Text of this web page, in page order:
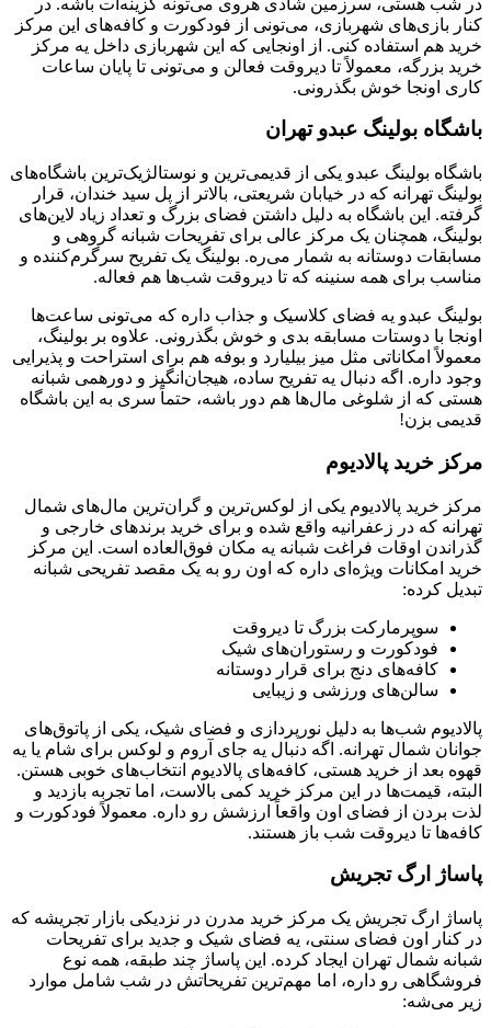
کنار بازی‌های شهربازی، می‌تونی از فودکورت و کافه‌های این مرکز
خرید هم استفاده کنی. از اونجایی که این شهربازی داخل یه مرکز
خرید بزرگه، معمولاً تا دیروقت فعالن و می‌تونی تا پایان ساعات
کاری اونجا خوش بگذرونی.
باشگاه بولینگ عبدو تهران
باشگاه بولینگ عبدو یکی از قدیمی‌ترین و نوستالژیک‌ترین باشگاه‌های
بولینگ تهرانه که در خیابان شریعتی، بالاتر از پل سید خندان، قرار
گرفته. این باشگاه به دلیل داشتن فضای بزرگ و تعداد زیاد لاین‌های
بولینگ، همچنان یک مرکز عالی برای تفریحات شبانه گروهی و
مسابقات دوستانه به شمار می‌ره. بولینگ یک تفریح سرگرم‌کننده و
مناسب برای همه سنینه که تا دیروقت شب‌ها هم فعاله.
بولینگ عبدو یه فضای کلاسیک و جذاب داره که می‌تونی ساعت‌ها
اونجا با دوستات مسابقه بدی و خوش بگذرونی. علاوه بر بولینگ،
معمولاً امکاناتی مثل میز بیلیارد و بوفه هم برای استراحت و پذیرایی
وجود داره. اگه دنبال یه تفریح ساده، هیجان‌انگیز و دورهمی شبانه
هستی که از شلوغی مال‌ها هم دور باشه، حتماً سری به این باشگاه
قدیمی بزن!
مرکز خرید پالادیوم
مرکز خرید پالادیوم یکی از لوکس‌ترین و گران‌ترین مال‌های شمال
تهرانه که در زعفرانیه واقع شده و برای خرید برندهای خارجی و
گذراندن اوقات فراغت شبانه یه مکان فوق‌العاده است. این مرکز
خرید امکانات ویژه‌ای داره که اون رو به یک مقصد تفریحی شبانه
تبدیل کرده:
سوپرمارکت بزرگ تا دیروقت
فودکورت و رستوران‌های شیک
کافه‌های دنج برای قرار دوستانه
سالن‌های ورزشی و زیبایی
پالادیوم شب‌ها به دلیل نورپردازی و فضای شیک، یکی از پاتوق‌های
جوانان شمال تهرانه. اگه دنبال یه جای آروم و لوکس برای شام یا یه
قهوه بعد از خرید هستی، کافه‌های پالادیوم انتخاب‌های خوبی هستن.
البته، قیمت‌ها در این مرکز خرید کمی بالاست، اما تجربه بازدید و
لذت بردن از فضای اون واقعاً ارزشش رو داره. معمولاً فودکورت و
کافه‌ها تا دیروقت شب باز هستند.
پاساژ ارگ تجریش
پاساژ ارگ تجریش یک مرکز خرید مدرن در نزدیکی بازار تجریشه که
در کنار اون فضای سنتی، یه فضای شیک و جدید برای تفریحات
شبانه شمال تهران ایجاد کرده. این پاساژ چند طبقه، همه نوع
فروشگاهی رو داره، اما مهم‌ترین تفریحاتش در شب شامل موارد
زیر می‌شه: